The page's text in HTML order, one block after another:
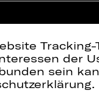
der
sein